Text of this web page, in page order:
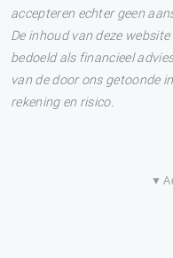
accepteren echter geen
De inhoud van deze
bedoeld als financieel
van de door ons getoonde
rekening en risico.
▼